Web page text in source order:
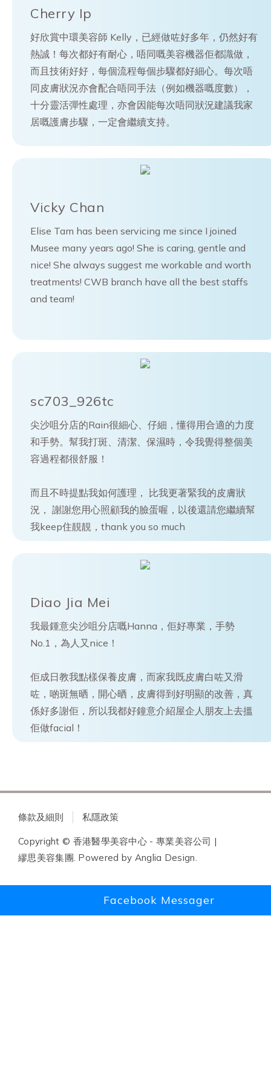
Cherry Ip
好欣賞中環美容師 Kelly，已經做咗好多年，仍然好有
熱誠！每次都好有耐心，唔同嘅美容機器佢都識做，
而且技術好好，每個流程每個步驟都好細心。每次唔
同皮膚狀況亦會配合唔同手法（例如機器嘅度數），
十分靈活彈性處理，亦會因能每次唔同狀況建議我家
居嘅護膚步驟，一定會繼續支持。
Vicky Chan
Elise Tam has been servicing me since I joined
Musee many years ago! She is caring, gentle and
nice! She always suggest me workable and worth
treatments! CWB branch have all the best staffs
and team!
sc703_926tc
尖沙咀分店的Rain很細心、仔細，懂得用合適的力度
和手勢。幫我打斑、清潔、保濕時，令我覺得整個美
容過程都很舒服！
而且不時提點我如何護理， 比我更著緊我的皮膚狀
況， 謝謝您用心照顧我的臉蛋喔，以後還請您繼續幫
我keep住靚靚，thank you so much
Diao Jia Mei
我最鍾意尖沙咀分店嘅Hanna，佢好專業，手勢
No.1，為人又nice！
佢成日教我點樣保養皮膚，而家我既皮膚白咗又滑
咗，啲斑無晒，開心晒，皮膚得到好明顯的改善，真
係好多謝佢，所以我都好鐘意介紹屋企人朋友上去搵
佢做facial！
條款及細則 私隱政策
Copyright © 香港醫學美容中心 - 專業美容公司 |
繆思美容集團. Powered by Anglia Design.
Facebook Messager